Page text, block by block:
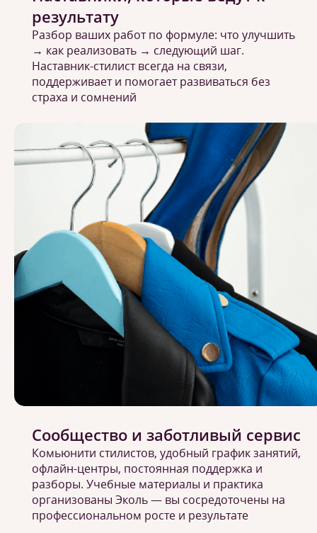
результату
Разбор ваших работ по формуле: что улучшить
→ как реализовать → следующий шаг.
Наставник-стилист всегда на связи,
поддерживает и помогает развиваться без
страха и сомнений
Сообщество и заботливый сервис
Комьюнити стилистов, удобный график занятий,
офлайн-центры, постоянная поддержка и
разборы. Учебные материалы и практика
организованы Эколь — вы сосредоточены на
профессиональном росте и результате